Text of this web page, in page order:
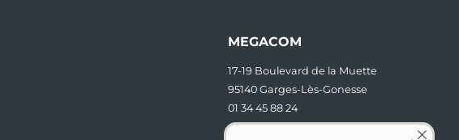
MEGACOM
17-19 Boulevard de la Muette
95140 Garges-Lès-Gonesse
01 34 45 88 24
contact [at] megacom.fr